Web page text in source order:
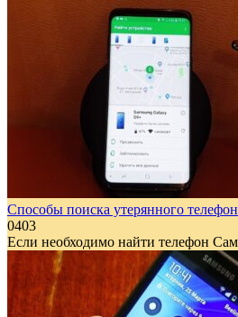
Способы поиска утерянного
0403
Если необходимо найти телефон